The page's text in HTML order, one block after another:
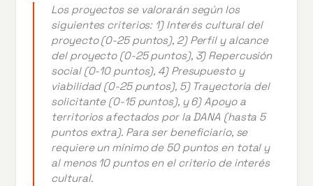
Los proyectos se valorarán según los
siguientes criterios: 1) Interés cultural del
proyecto (0-25 puntos), 2) Perfil y alcance
del proyecto (0-25 puntos), 3) Repercusión
social (0-10 puntos), 4) Presupuesto y
viabilidad (0-25 puntos), 5) Trayectoria del
solicitante (0-15 puntos), y 6) Apoyo a
territorios afectados por la DANA (hasta 5
puntos extra). Para ser beneficiario, se
requiere un mínimo de 50 puntos en total y
al menos 10 puntos en el criterio de interés
cultural.